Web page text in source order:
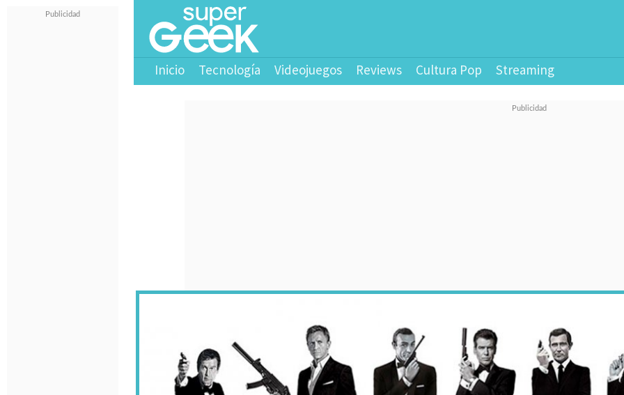
Inicio Tecnología Videojuegos Reviews Cultura Pop Streaming